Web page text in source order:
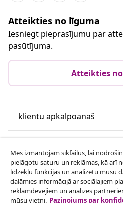
Atteikties no līguma
Iesniegt pieprasījumu par
pasūtījuma.
Atteikties
klientu apkalpoanaš
vidaXL
Mēs izmantojam sīkfailus, lai
pielāgotu saturu un reklāmas, kā arī
līdzekļu funkcijas un analizētu mūsu
dalāmies informācijā ar sociālajiem
reklāmdevējiem un analīzes
mūsu vietni. Paziņojums par